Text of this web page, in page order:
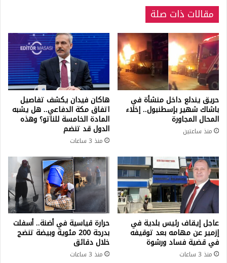
مقالات ذات صلة
حريق يندلع داخل منشأة في
باشاك شهير بإسطنبول.. إخلاء
المحال المجاورة
منذ ساعتين
هاكان فيدان يكشف تفاصيل
اتفاق مكة الدفاعي.. هل يشبه
المادة الخامسة للناتو؟ وهذه
الدول قد تنضم
منذ 3 ساعات
عاجل إيقاف رئيس بلدية في
إزمير عن مهامه بعد توقيفه
في قضية فساد ورشوة
منذ 3 ساعات
حرارة قياسية في أضنة.. أسفلت
بدرجة 200 مئوية وبيضة تنضج
خلال دقائق
منذ 3 ساعات